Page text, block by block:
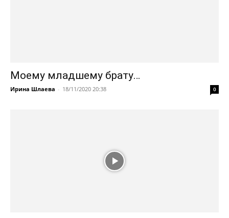
Моему младшему брату…
Ирина Шлаева - 18/11/2020 20:38 0